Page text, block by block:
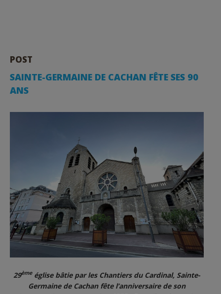
POST
SAINTE-GERMAINE DE CACHAN FÊTE SES 90
ANS
29èmeéglise bâtie par les Chantiers du Cardinal, Sainte-
Germaine de Cachan fête l’anniversaire de son